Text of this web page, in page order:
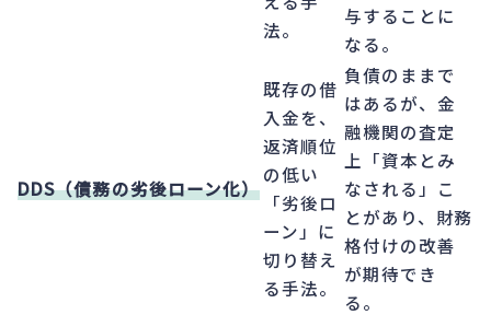
法。
与することに
なる。
DDS（債務の劣後ローン化）
既存の借
入金を、
返済順位
の低い
「劣後ロ
ーン」に
切り替え
る手法。
負債のままで
はあるが、金
融機関の査定
上「資本とみ
なされる」こ
とがあり、財務
格付けの改善
が期待でき
る。